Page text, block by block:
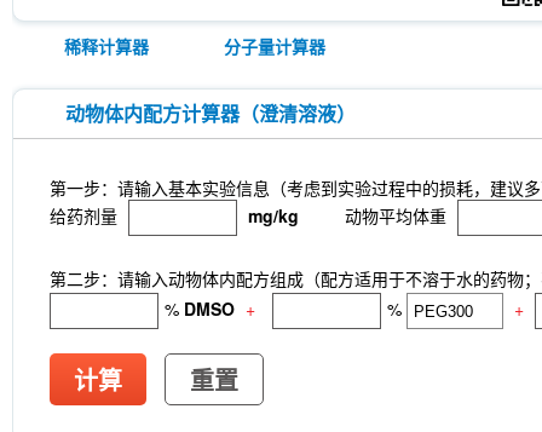
稀释计算器 分子量计算器
动物体内配方计算器（澄清溶液）
第一步：请输入基本实验信息（考虑到实验过程中的损耗，建议
给药剂量
mg/kg 动物平均体重
第二步：请输入动物体内配方组成（配方适用于不溶于水的药物
% DMSO + % +
计算 重置